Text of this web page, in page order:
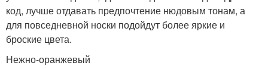
код, лучше отдавать предпочтение нюдовым тонам, а
для повседневной носки подойдут более яркие и
броские цвета.
Нежно-оранжевый